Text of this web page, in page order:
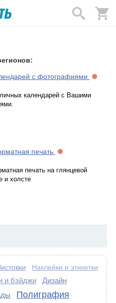
с фотографиями
календарей с Вашими
печать
печать на глянцевой
и холсте
Наклейки и этикетки
и бэйджи
Дизайн
Полиграфия